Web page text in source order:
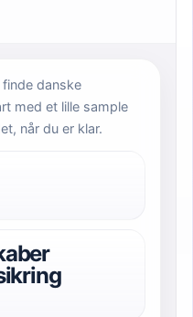
danske
med et lille sample
når du er klar.